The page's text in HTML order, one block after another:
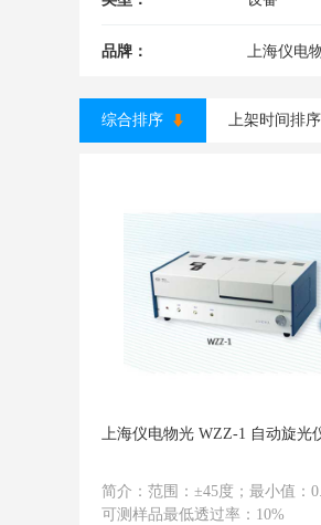
品牌： 上海仪电
综合排序 上架时间排序
上海仪电物光 WZZ-1 自动旋光
简介：范围：±45度；最小值：
可测样品最低透过率：10%